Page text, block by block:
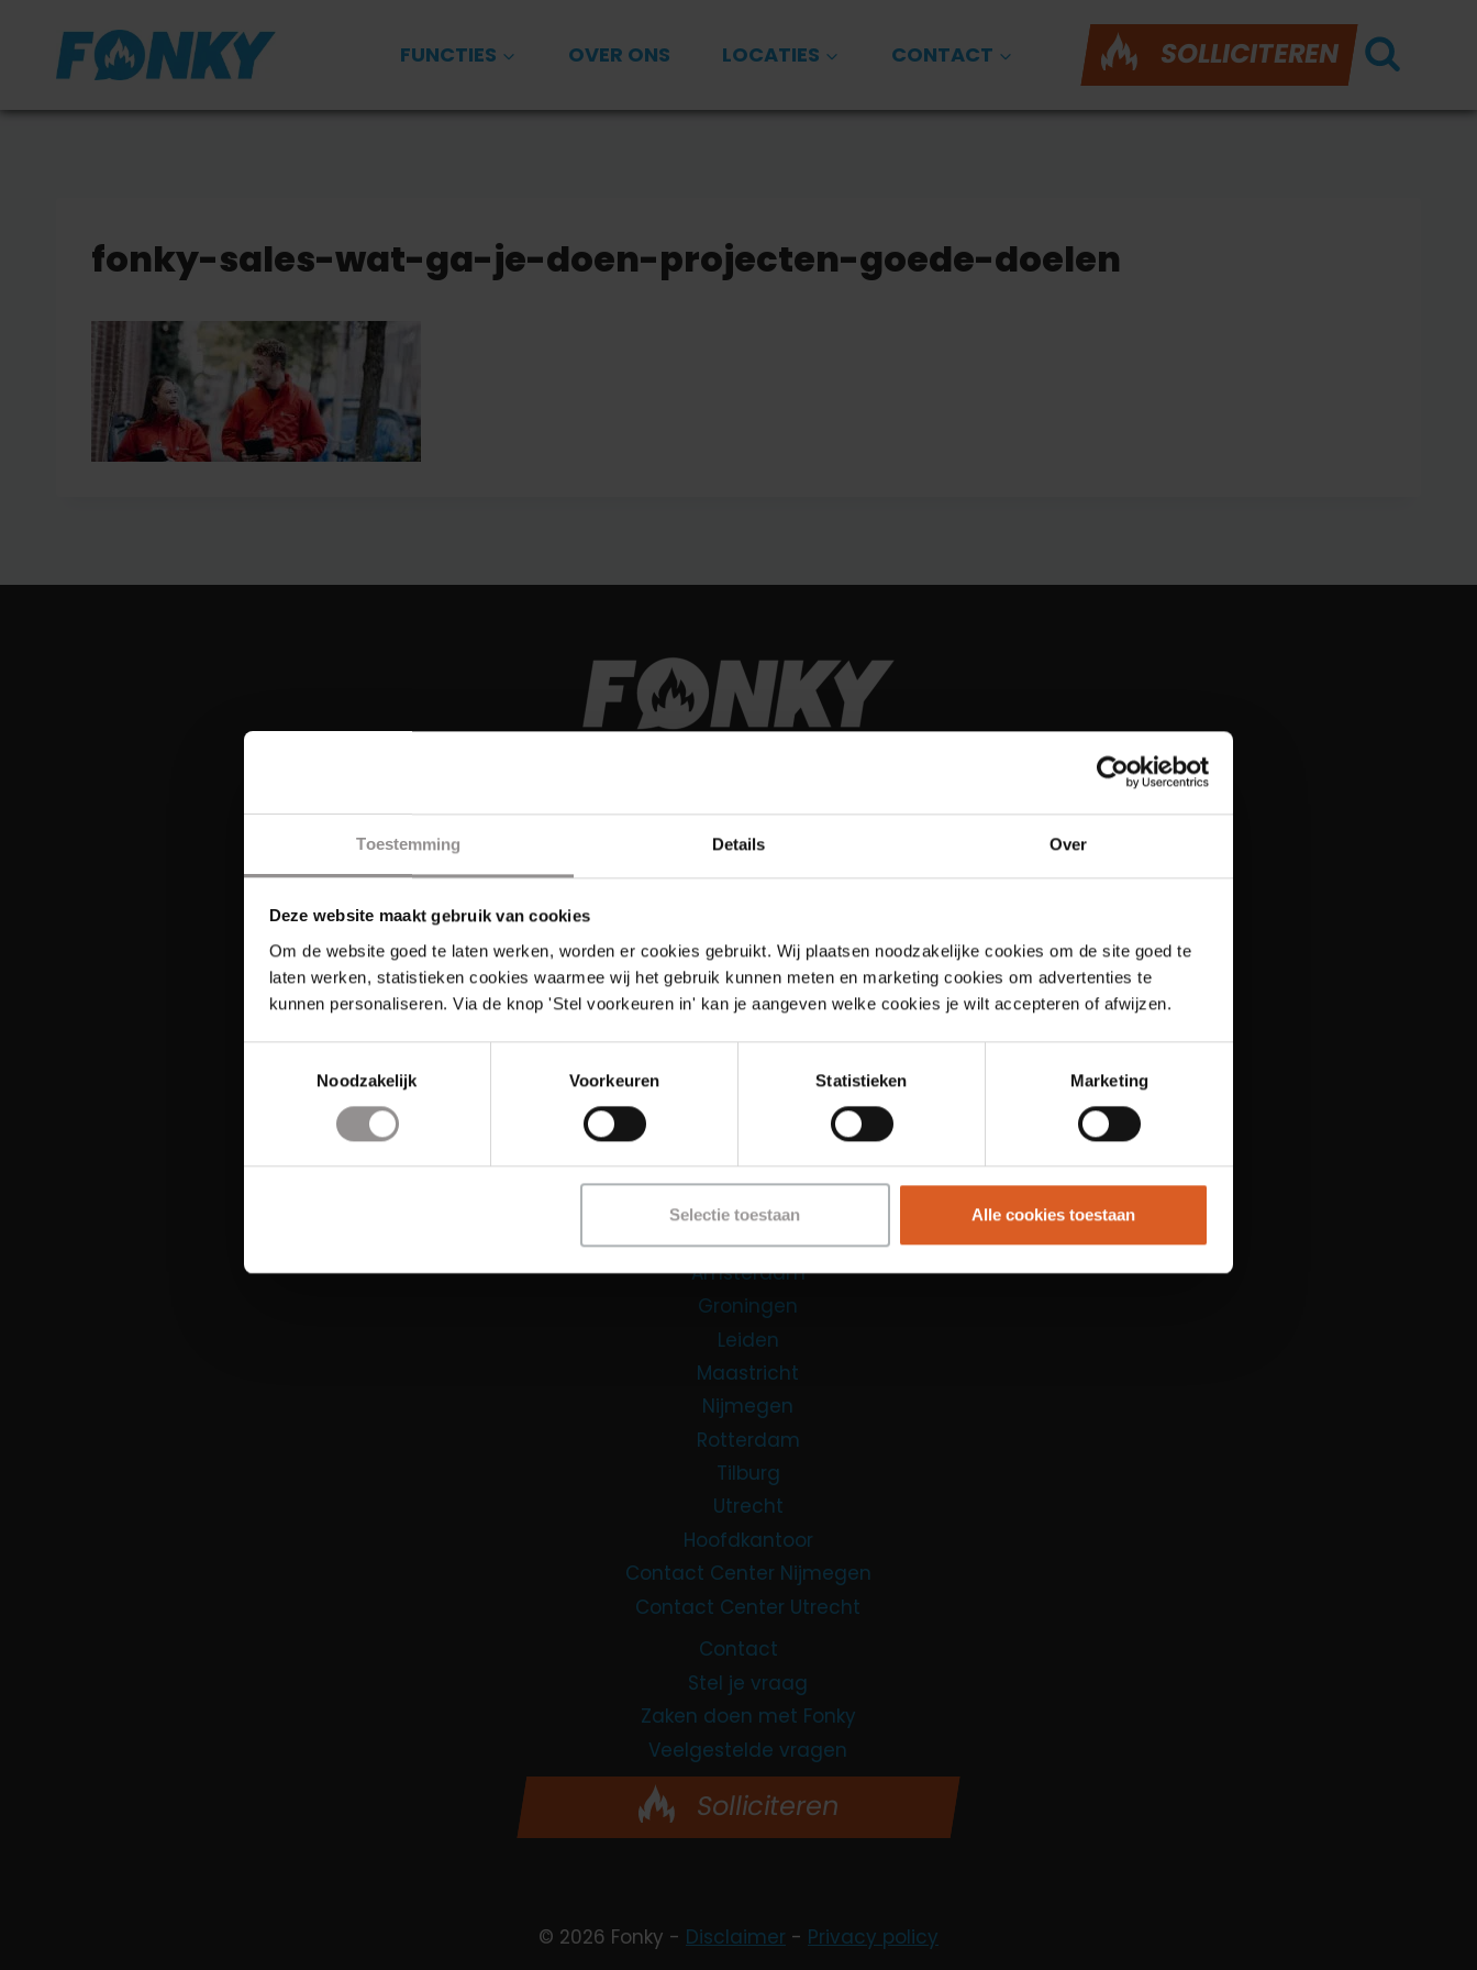
Toestemming Details Over
Deze website maakt gebruik van cookies
Om de website goed te laten werken, worden er cookies gebruikt. Wij plaatsen noodzakelijke cookies om de site goed te
laten werken, statistieken cookies waarmee wij het gebruik kunnen meten en marketing cookies om advertenties te
kunnen personaliseren. Via de knop 'Stel voorkeuren in' kan je aangeven welke cookies je wilt accepteren of afwijzen.
Noodzakelijk
Voorkeuren Statistieken Marketing
Selectie toestaan Alle cookies toestaan
inhoud
FUNCTIES OVER ONS LOCATIES CONTACT SOLLICITEREN
fonky-sales-wat-ga-je-doen-projecten-goede-doelen
Links
Promotiemedewerker
Kantoorfuncties
Over ons
Locaties
Amsterdam
Groningen
Leiden
Maastricht
Nijmegen
Rotterdam
Tilburg
Utrecht
Hoofdkantoor
Contact Center Nijmegen
Contact Center Utrecht
Contact
Stel je vraag
Zaken doen met Fonky
Veelgestelde vragen
Solliciteren
© 2026 Fonky - Disclaimer - Privacy policy